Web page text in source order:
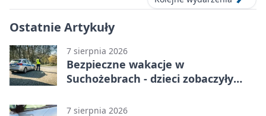
Ostatnie Artykuły
7 sierpnia 2026
Bezpieczne wakacje w
Suchożebrach - dzieci zobaczyły
7 sierpnia 2026